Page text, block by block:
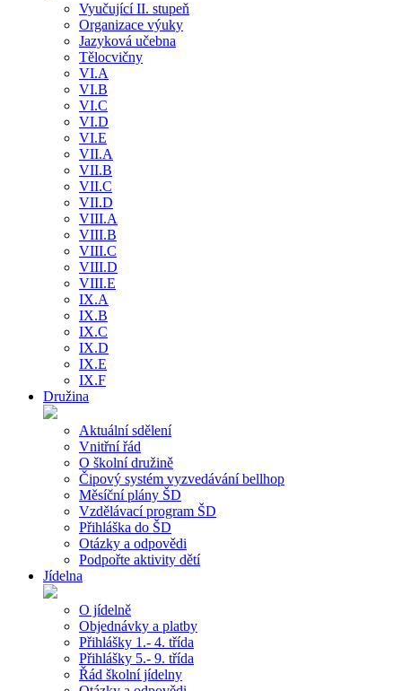
Vyučující II. stupeň
Organizace výuky
Jazyková učebna
Tělocvičny
VI.A
VI.B
VI.C
VI.D
VI.E
VII.A
VII.B
VII.C
VII.D
VIII.A
VIII.B
VIII.C
VIII.D
VIII.E
IX.A
IX.B
IX.C
IX.D
IX.E
IX.F
Družina
Aktuální sdělení
Vnitřní řád
O školní družině
Čipový systém vyzvedávání bellhop
Měsíční plány ŠD
Vzdělávací program ŠD
Přihláška do ŠD
Otázky a odpovědi
Podpořte aktivity dětí
Jídelna
O jídelně
Objednávky a platby
Přihlášky 1.- 4. třída
Přihlášky 5.- 9. třída
Řád školní jídelny